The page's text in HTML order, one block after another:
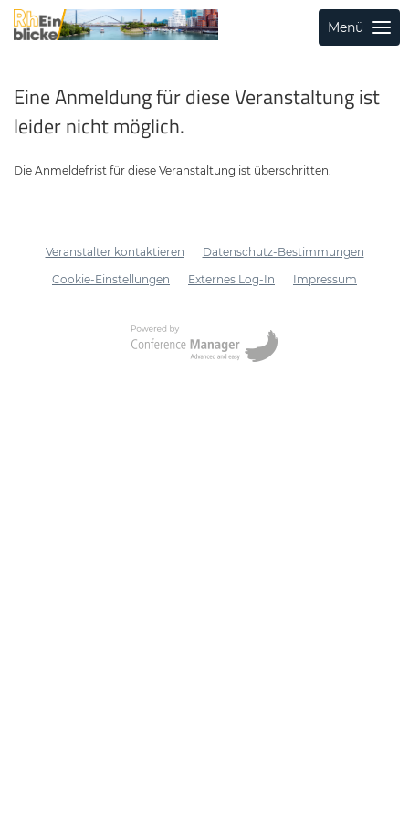
Menü
Eine Anmeldung für diese Veranstaltung ist
leider nicht möglich.
Die Anmeldefrist für diese Veranstaltung ist überschritten.
Veranstalter kontaktieren
Datenschutz-Bestimmungen
Cookie-Einstellungen
Externes Log-In Impressum